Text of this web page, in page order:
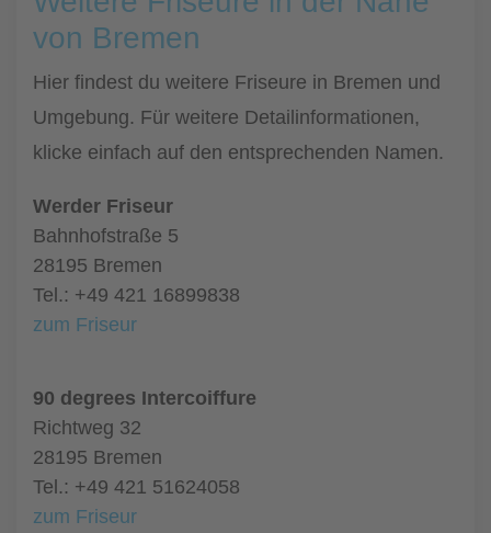
von Bremen
Hier findest du weitere Friseure in Bremen und
Umgebung. Für weitere Detailinformationen,
klicke einfach auf den entsprechenden Namen.
Werder Friseur
Bahnhofstraße 5
28195 Bremen
Tel.: +49 421 16899838
zum Friseur
90 degrees Intercoiffure
Richtweg 32
28195 Bremen
Tel.: +49 421 51624058
zum Friseur